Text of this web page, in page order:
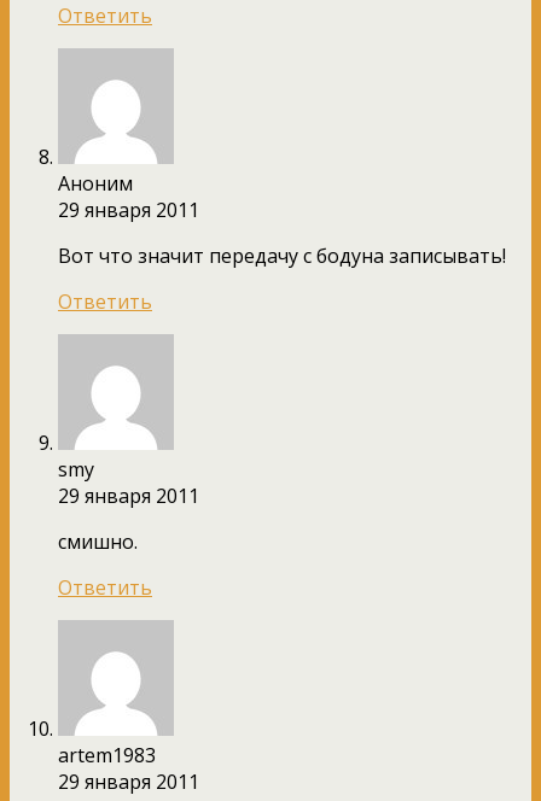
Ответить
Аноним
29 января 2011
Вот что значит передачу с бодуна записывать!
Ответить
smy
29 января 2011
смишно.
Ответить
artem1983
29 января 2011